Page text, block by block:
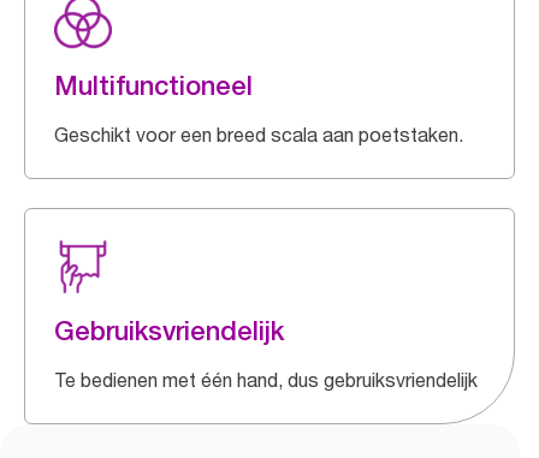
Multifunctioneel
Geschikt voor een breed scala aan poetstaken.
Gebruiksvriendelijk
Te bedienen met één hand, dus gebruiksvriendelijk